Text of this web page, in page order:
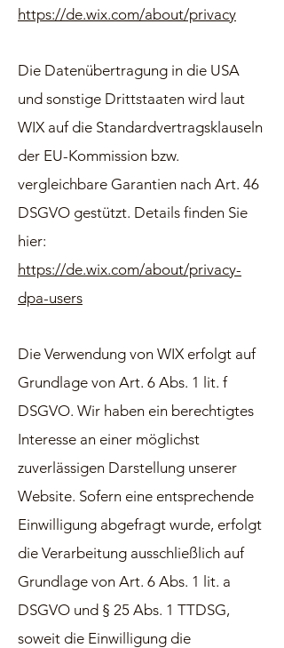
https://de.wix.com/about/privacy
Die Datenübertragung in die USA
und sonstige Drittstaaten wird laut
WIX auf die Standardvertragsklauseln
der EU-Kommission bzw.
vergleichbare Garantien nach Art. 46
DSGVO gestützt. Details finden Sie
hier:
https://de.wix.com/about/privacy-
dpa-users
Die Verwendung von WIX erfolgt auf
Grundlage von Art. 6 Abs. 1 lit. f
DSGVO. Wir haben ein berechtigtes
Interesse an einer möglichst
zuverlässigen Darstellung unserer
Website. Sofern eine entsprechende
Einwilligung abgefragt wurde, erfolgt
die Verarbeitung ausschließlich auf
Grundlage von Art. 6 Abs. 1 lit. a
DSGVO und § 25 Abs. 1 TTDSG,
soweit die Einwilligung die